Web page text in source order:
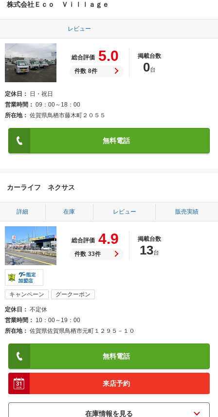
株式会社Ｅｃｏ Ｖｉｌｌａｇｅ
レビュー
総合評価 5.0
件数 8件
掲載台数
0台
定休日
日・祝日
営業時間
09：00～18：00
所在地
佐賀県鳥栖市藤木町２０５５
無料電話
カーライフ ネクサス
詳細 在庫 レビュー 販売実績
総合評価 4.9
件数 33件
掲載台数
13台
キャンペーン グークーポン
定休日
不定休
営業時間
10：00～19：00
所在地
佐賀県佐賀県鳥栖市元町１２９５－１０
無料電話
来店予約